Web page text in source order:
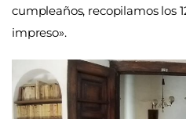
cumpleaños, recopilamos los
impreso».